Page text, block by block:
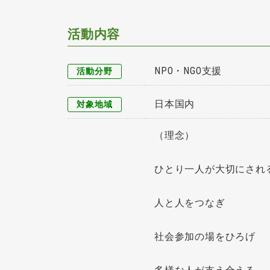
活動内容
活動分野 NPO・NGO支援
対象地域 日本国内
（理念）
ひとり一人が大切にされ
人と人をつなぎ
社会参加の場をひろげ